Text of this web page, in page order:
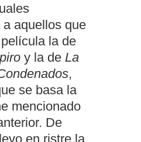
aquellos que
la de
y la de La
,
se basa la
mencionado
De
en ristre la